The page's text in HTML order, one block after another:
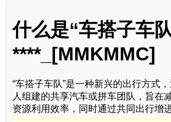
什么是“车搭子车
****_[MMKMMC]
“车搭子车队”是一种新兴的出行方式
人组建的共享汽车或拼车团队，旨在
资源利用效率，同时通过共同出行增